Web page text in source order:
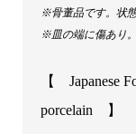
※骨董品です。状
※皿の端に傷あり
【 Japanese
porcelain 】